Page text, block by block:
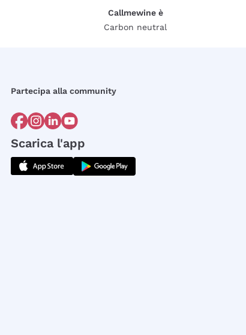
Callmewine è
Carbon neutral
Partecipa alla community
Scarica l'app